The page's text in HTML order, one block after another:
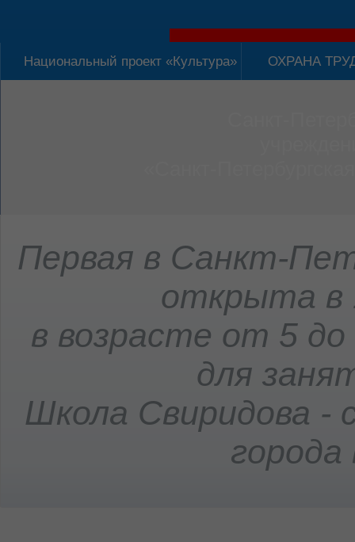
Национальный проект «Культура» ОХРАНА
Первая в Санкт-
открыта в
в возрасте от 5
для
Школа Свиридова -